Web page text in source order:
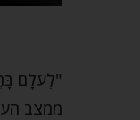
"לְעֹלָם
ממצב